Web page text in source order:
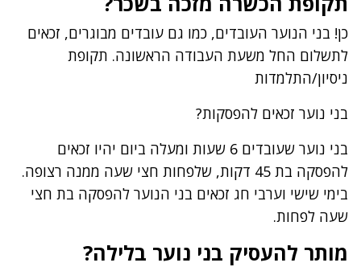
כן! בני הנוער העובדים, כמו גם עובדים מבוגרים, זכאים
לתשלום החל משעת העבודה הראשונה. תקופת
ניסיון/התלמדות
בני נוער זכאים להפסקות?
בני נוער שעובדים 6 שעות ומעלה ביום יהיו זכאים
להפסקה בת 45 דקות, שלפחות חצי שעה ממנה רצופה.
בימי שישי וערבי חג זכאים בני הנוער להפסקה בת חצי
שעה לפחות.
מותר להעסיק בני נוער בלילה?